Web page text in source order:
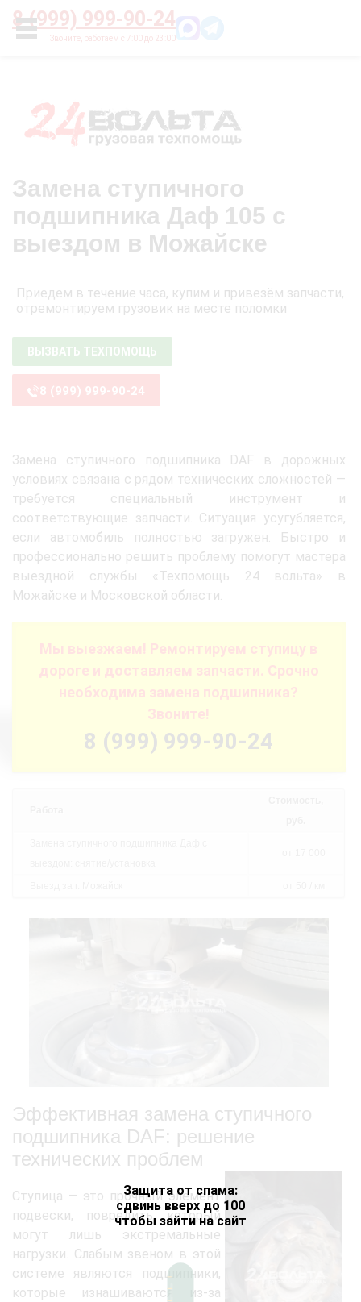
Защита от спама:
сдвинь вверх до 100
чтобы зайти на сайт
8 (999) 999-90-24
УСЛУГИ
Главная О нас Цены
Замена ступичного
подшипника Даф 105 с
выездом в Можайске
Приедем в течение часа, купим и привезём запчасти,
отремонтируем грузовик на месте поломки
ВЫЗВАТЬ ТЕХПОМОЩЬ
8 (999) 999-90-24
Замена ступичного подшипника DAF в дорожных
условиях связана с рядом технических сложностей —
требуется специальный инструмент и
соответствующие запчасти. Ситуация усугубляется,
если автомобиль полностью загружен. Быстро и
профессионально решить проблему помогут мастера
выездной службы «Техпомощь 24 вольта» в
Можайске и Московской области.
Мы выезжаем! Ремонтируем ступицу в
дороге и доставляем запчасти. Срочно
необходима замена подшипника?
Звоните!
8 (999) 999-90-24
Эффективная замена ступичного
подшипника DAF: решение
технических проблем
Ступица — это прочный элемент
подвески, повредить который
могут лишь экстремальные
нагрузки. Слабым звеном в этой
системе являются подшипники,
которые изнашиваются из-за